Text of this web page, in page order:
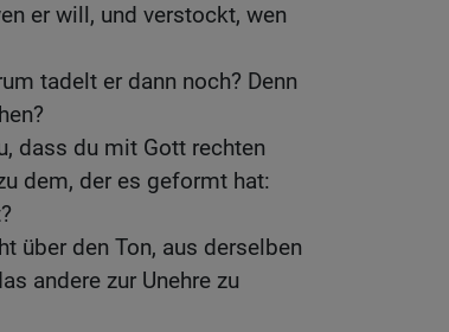
er will, und verstockt, wen
tadelt er dann noch? Denn
dass du mit Gott rechten
dem, der es geformt hat:
über den Ton, aus derselben
andere zur Unehre zu